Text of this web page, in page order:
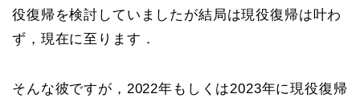
役復帰を検討していましたが結局は現役復帰は叶わ
ず，現在に至ります．
そんな彼ですが，2022年もしくは2023年に現役復帰